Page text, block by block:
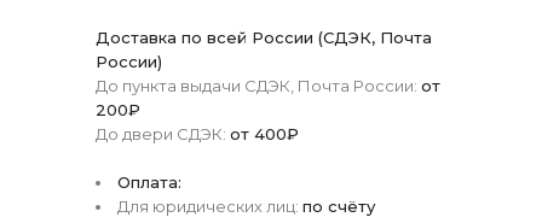
Доставка по всей России (СДЭК, Почта
России)
До пункта выдачи СДЭК, Почта России: от
200₽
До двери СДЭК: от 400₽
Оплата:
Для юридических лиц: по счёту